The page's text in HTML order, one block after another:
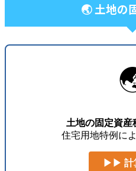
🌏 土地の
土地の固定資産
住宅用地特例に
▶▶ 計